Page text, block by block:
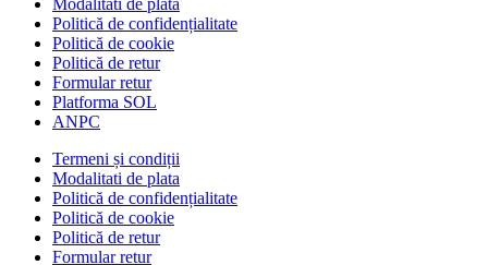
Modalitati de plata
Politică de confidențialitate
Politică de cookie
Politică de retur
Formular retur
Platforma SOL
ANPC
Termeni și condiții
Modalitati de plata
Politică de confidențialitate
Politică de cookie
Politică de retur
Formular retur